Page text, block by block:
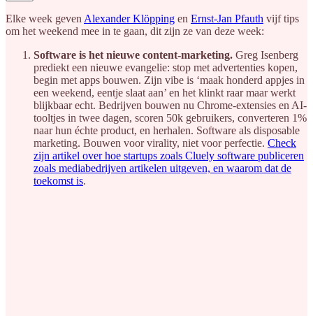
Elke week geven Alexander Klöpping en Ernst-Jan Pfauth vijf tips
om het weekend mee in te gaan, dit zijn ze van deze week:
Software is het nieuwe content-marketing. Greg Isenberg
prediekt een nieuwe evangelie: stop met advertenties kopen,
begin met apps bouwen. Zijn vibe is ‘maak honderd appjes in
een weekend, eentje slaat aan’ en het klinkt raar maar werkt
blijkbaar echt. Bedrijven bouwen nu Chrome-extensies en AI-
tooltjes in twee dagen, scoren 50k gebruikers, converteren 1%
naar hun échte product, en herhalen. Software als disposable
marketing. Bouwen voor virality, niet voor perfectie. Check
zijn artikel over hoe startups zoals Cluely software publiceren
zoals mediabedrijven artikelen uitgeven, en waarom dat de
toekomst is.